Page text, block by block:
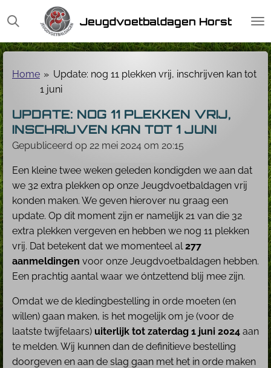
Ga
direct
naar
hoofdinhoud
Jeugdvoetbaldagen Horst
Home » Update: nog 11 plekken vrij, inschrijven kan tot
1 juni
UPDATE: NOG 11 PLEKKEN VRIJ,
INSCHRIJVEN KAN TOT 1 JUNI
Gepubliceerd op 22 mei 2024 om 20:15
Een kleine twee weken geleden kondigden we aan dat
we 32 extra plekken op onze Jeugdvoetbaldagen vrij
konden maken. We geven hierover nu graag een
update. Op dit moment zijn er namelijk 21 van die 32
extra plekken vergeven en hebben we nog 11 plekken
vrij. Dat betekent dat we momenteel al277
aanmeldingen voor onze Jeugdvoetbaldagen hebben.
Een prachtig aantal waar we óntzettend blij mee zijn.
Omdat we de kledingbestelling in orde moeten (en
willen) gaan maken, is het mogelijk om je (voor de
laatste twijfelaars) uiterlijk tot zaterdag 1 juni 2024 aan
te melden. Wij kunnen dan de definitieve bestelling
doorgeven en aan de slag gaan met het in orde maken